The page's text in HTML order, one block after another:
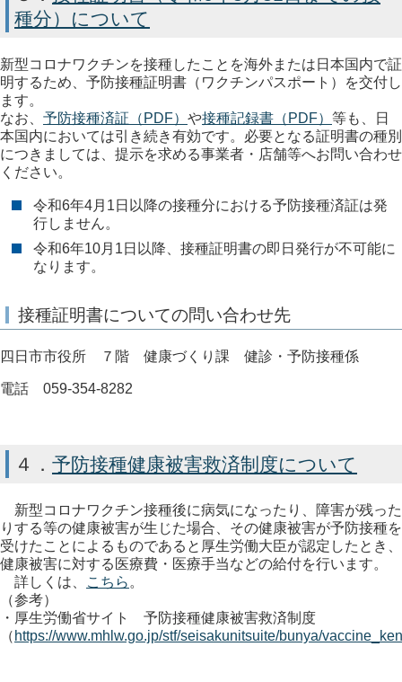
種分）について
新型コロナワクチンを接種したことを海外または日本国内で証
明するため、予防接種証明書（ワクチンパスポート）を交付し
ます。
なお、 予防接種済証（PDF） や接種記録書（PDF） 等も、日
本国内においては引き続き有効です。必要となる証明書の種別
につきましては、提示を求める事業者・店舗等へお問い合わせ
ください。
令和6年4月1日以降の接種分における予防接種済証は発
行しません。
令和6年10月1日以降、接種証明書の即日発行が不可能に
なります。
接種証明書についての問い合わせ先
四日市市役所 ７階 健康づくり課 健診・予防接種係
電話 059-354-8282
４． 予防接種健康被害救済制度について
新型コロナワクチン接種後に病気になったり、障害が残った
りする等の健康被害が生じた場合、その健康被害が予防接種を
受けたことによるものであると厚生労働大臣が認定したとき、
健康被害に対する医療費・医療手当などの給付を行います。
詳しくは、
こちら 。
（参考）
・厚生労働省サイト 予防接種健康被害救済制度
（ https://www.mhlw.go.jp/stf/seisakunitsuite/bunya/